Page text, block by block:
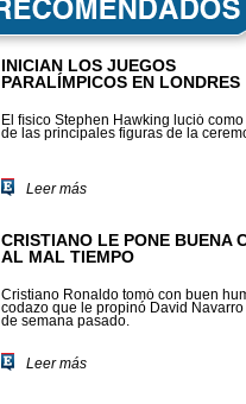
INICIAN LOS JUEGOS
PARALÍMPICOS EN LONDRES
El físico Stephen Hawking lució
de las principales figuras de la
Leer más
CRISTIANO LE PONE BUENA
AL MAL TIEMPO
Cristiano Ronaldo tomó con buen
codazo que le propinó David Navarro
de semana pasado.
Leer más